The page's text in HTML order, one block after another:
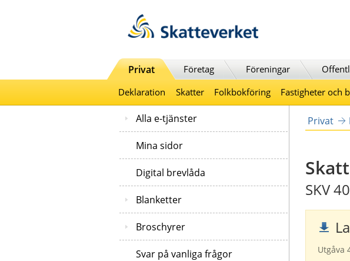
Privat Företag Föreningar
Deklaration
Skatter Folkbokföring Fastigheter och
Alla e-tjänster
Mina sidor
Digital brevlåda
Blanketter
Broschyrer
Svar på vanliga frågor
Privat
SKV
Utgåva